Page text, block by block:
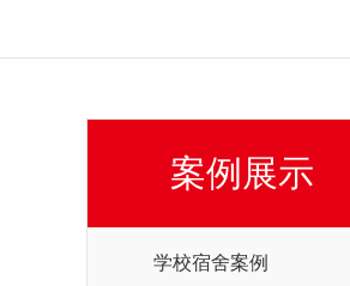
案例展示
学校宿舍案例